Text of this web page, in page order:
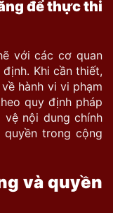
để thực thi
với các cơ quan
Khi cần thiết,
hành vi vi phạm
quy định pháp
nội dung chính
trong cộng
và quyền